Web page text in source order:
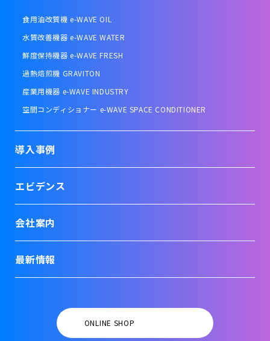
食用油改質機 e-WAVE OIL
水質改善機器 e-WAVE WATER
鮮度保持機器 e-WAVE FRESH
過熱焙煎機 GRAVITON
産業用機器 e-WAVE INDUSTRY
空間コンディショナー e-WAVE SPACE CONDITIONER
導入事例
エビデンス
会社案内
最新情報
ONLINE SHOP